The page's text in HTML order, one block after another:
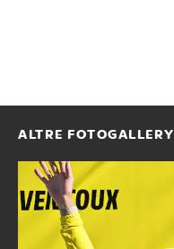
ALTRE FOTOGALLERY